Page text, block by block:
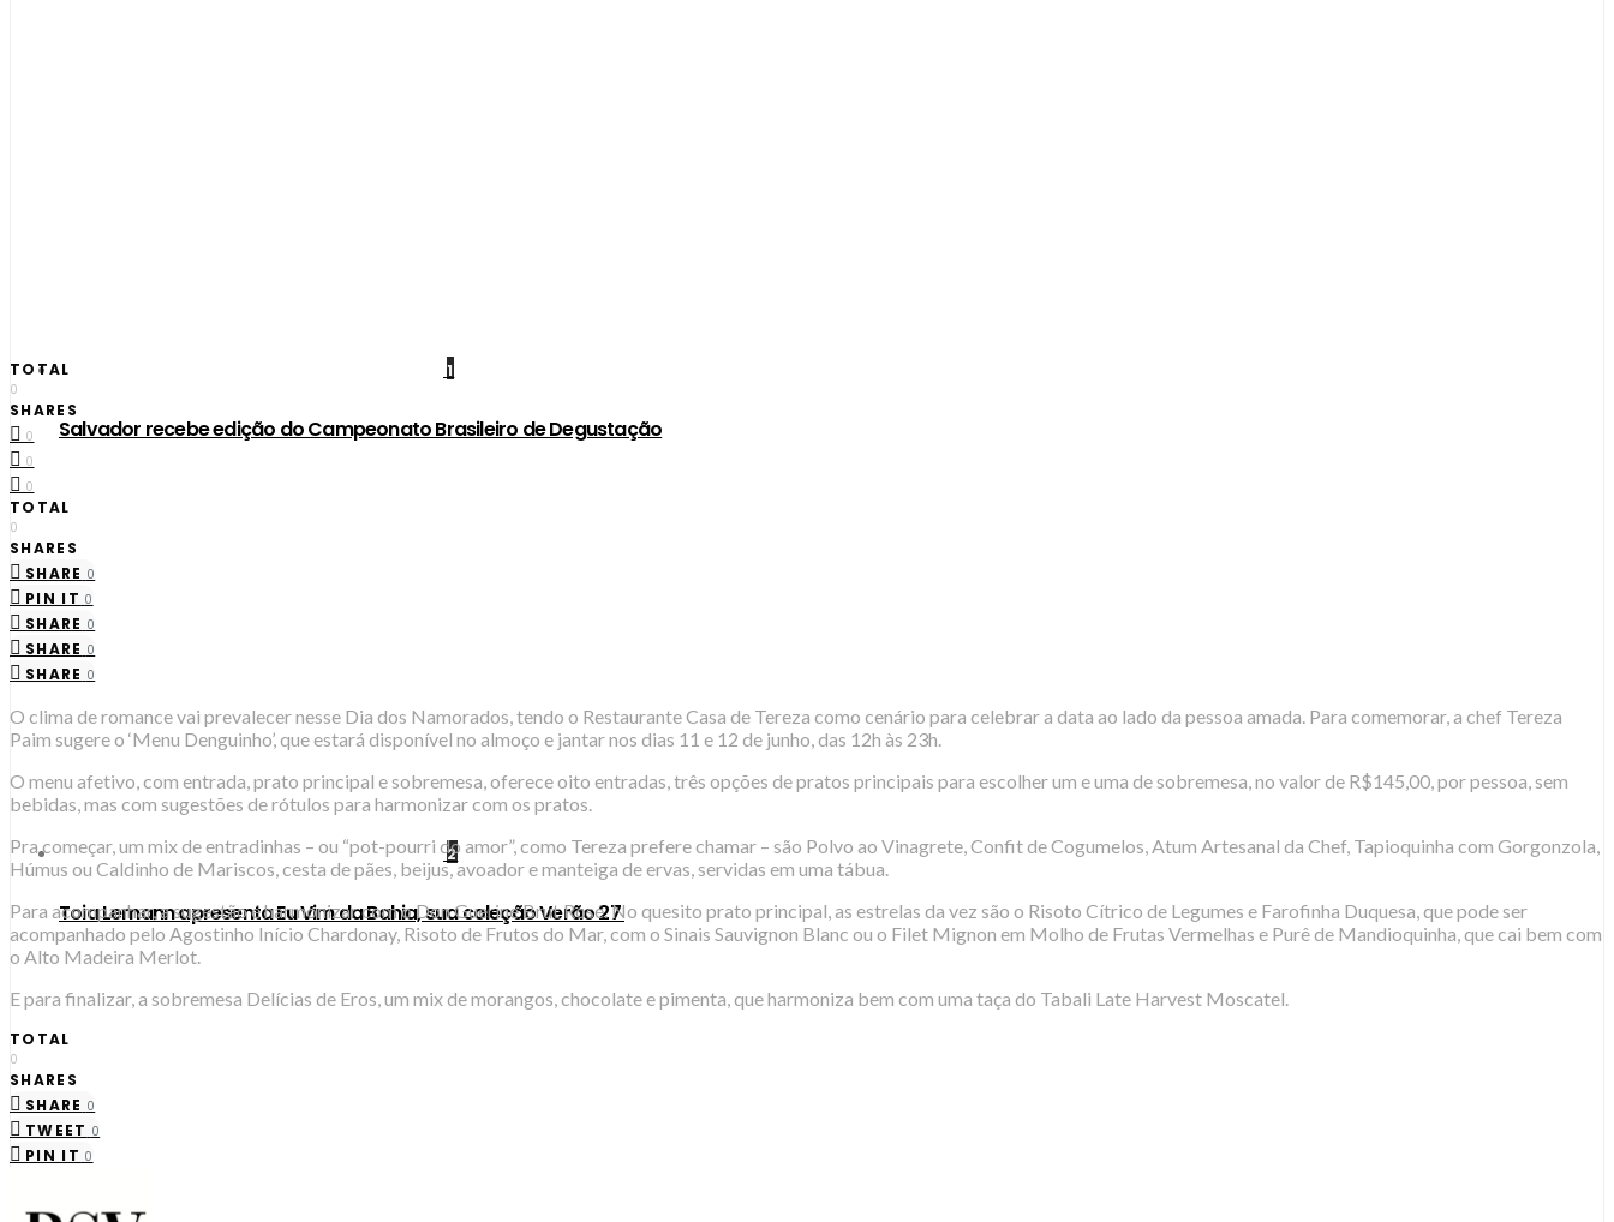
1
​Salvador recebe edição do Campeonato Brasileiro de Degustação
2
Toia Lemann apresenta Eu Vim da Bahia, sua coleção Verão 27
TOTAL
0
SHARES
0
0
0
TOTAL
0
SHARES
SHARE 0
PIN IT 0
SHARE 0
SHARE 0
SHARE 0
O clima de romance vai prevalecer nesse Dia dos Namorados, tendo o Restaurante Casa de Tereza como cenário para celebrar a data ao lado da pessoa amada. Para comemorar, a chef Tereza
Paim sugere o ‘Menu Denguinho’, que estará disponível no almoço e jantar nos dias 11 e 12 de junho, das 12h às 23h.
O menu afetivo, com entrada, prato principal e sobremesa, oferece oito entradas, três opções de pratos principais para escolher um e uma de sobremesa, no valor de R$145,00, por pessoa, sem
bebidas, mas com sugestões de rótulos para harmonizar com os pratos.
Pra começar, um mix de entradinhas – ou “pot-pourri do amor”, como Tereza prefere chamar – são Polvo ao Vinagrete, Confit de Cogumelos, Atum Artesanal da Chef, Tapioquinha com Gorgonzola,
Húmus ou Caldinho de Mariscos, cesta de pães, beijus, avoador e manteiga de ervas, servidas em uma tábua.
Para acompanhar, a sugestão é harmonizar com o Don Guerine Brut Rosé. No quesito prato principal, as estrelas da vez são o Risoto Cítrico de Legumes e Farofinha Duquesa, que pode ser
acompanhado pelo Agostinho Início Chardonay, Risoto de Frutos do Mar, com o Sinais Sauvignon Blanc ou o Filet Mignon em Molho de Frutas Vermelhas e Purê de Mandioquinha, que cai bem com
o Alto Madeira Merlot.
E para finalizar, a sobremesa Delícias de Eros, um mix de morangos, chocolate e pimenta, que harmoniza bem com uma taça do Tabali Late Harvest Moscatel.
TOTAL
0
SHARES
SHARE 0
TWEET 0
PIN IT 0